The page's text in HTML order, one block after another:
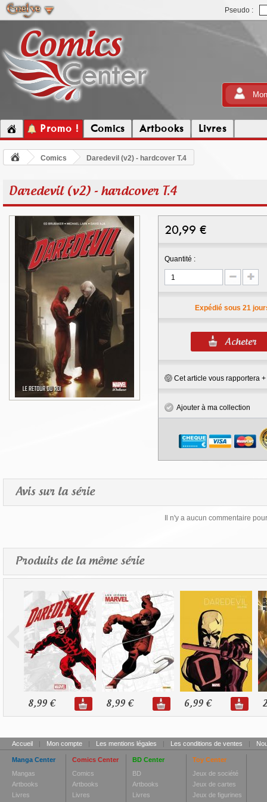
Pseudo :
Promo ! Comics Artbooks Livres
Comics Daredevil (v2) - hardcover T.4
Daredevil (v2) - hardcover T.4
20,99 €
Quantité :
Expédié sous 21
Cet article vous rapportera +
Ajouter à ma collection
Avis sur la série
Il n'y a aucun commentaire
Produits de la même série
8,99 € 8,99 € 6,99 €
Accueil | Mon compte | Les mentions légales | Les conditions de ventes |
Manga Center
Mangas
Artbooks
Livres
Comics Center
Comics
Artbooks
Livres
BD Center
BD
Artbooks
Livres
Toy Center
Jeux de société
Jeux de cartes
Jeux de figurines